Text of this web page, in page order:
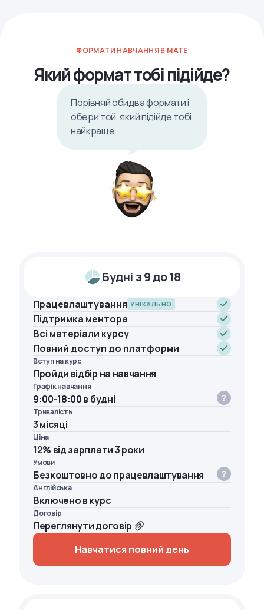
ФОРМАТИ НАВЧАННЯ В MATE
Який формат тобі підійде?
Порівняй обидва формати і
обери той, який підійде тобі
найкраще.
Будні з 9 до 18
Працевлаштування УНІКАЛЬНО
Підтримка ментора
Всі матеріали курсу
Повний доступ до платформи
Вступ на курс
Пройди відбір на навчання
Графік навчання
9:00-18:00 в будні
Тривалість
3 місяці
Ціна
12% від зарплати 3 роки
Умови
Безкоштовно до працевлаштування
Англійська
Включено в курс
Договір
Переглянути договір
Навчатися повний день